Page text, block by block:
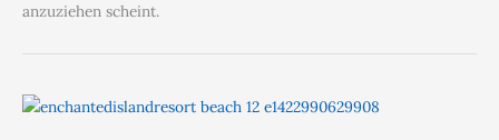
anzuziehen scheint.